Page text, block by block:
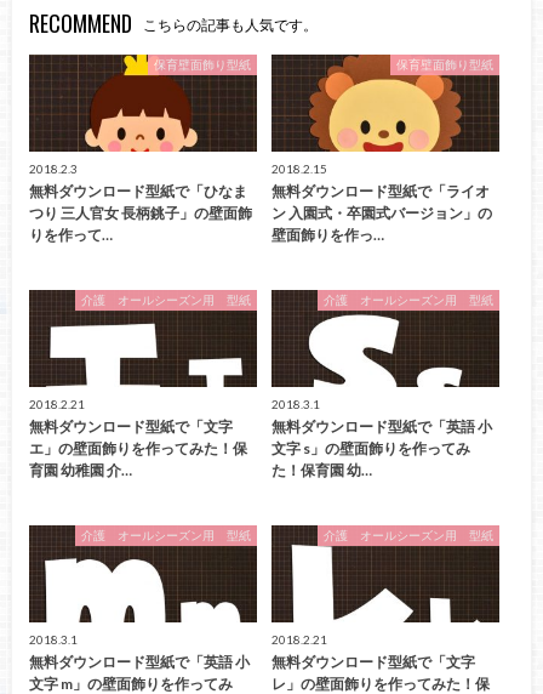
RECOMMEND こちらの記事も人気です。
保育壁面飾り型紙
2018.2.3
無料ダウンロード型紙で「ひなま
つり 三人官女 長柄銚子」の壁面飾
りを作って…
保育壁面飾り型紙
2018.2.15
無料ダウンロード型紙で「ライオ
ン 入園式・卒園式バージョン」の
壁面飾りを作っ…
介護 オールシーズン用 型紙
2018.2.21
無料ダウンロード型紙で「文字
エ」の壁面飾りを作ってみた！保
育園 幼稚園 介…
介護 オールシーズン用 型紙
2018.3.1
無料ダウンロード型紙で「英語 小
文字 s」の壁面飾りを作ってみ
た！保育園 幼…
介護 オールシーズン用 型紙
2018.3.1
無料ダウンロード型紙で「英語 小
文字 m」の壁面飾りを作ってみ
介護 オールシーズン用 型紙
2018.2.21
無料ダウンロード型紙で「文字
レ」の壁面飾りを作ってみた！保